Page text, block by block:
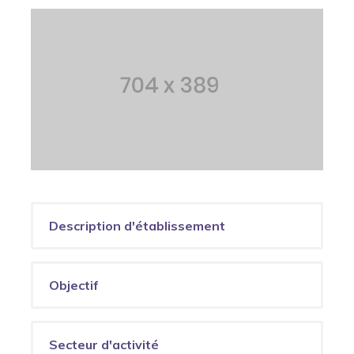
Description d'établissement
Objectif
Secteur d'activité